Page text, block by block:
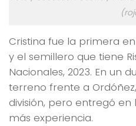
Cristina fue la primera
y el semillero que tiene
Nacionales, 2023. En un
terreno frente a
división, pero entregó
más experiencia.